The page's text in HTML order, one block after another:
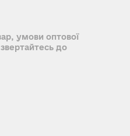
умови оптової
до